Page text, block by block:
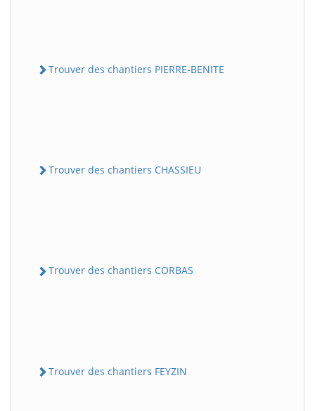
Trouver des chantiers PIERRE-BENITE
Trouver des chantiers CHASSIEU
Trouver des chantiers CORBAS
Trouver des chantiers FEYZIN